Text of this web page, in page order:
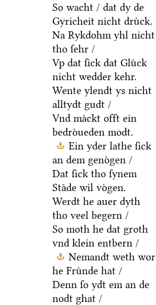
So wacht / dat dy de
Gyricheit nicht druͤck.
Na Rykdohm yhl nicht
tho ſehr /
Vp dat ſick dat Gluͤck
nicht wedder kehr.
Wente ylendt ys nicht
alltydt gudt /
Vnd maͤckt offt ein
bedroͤueden modt.
Ein yder lathe ſick
an dem genoͤgen /
Dat ſick tho ſynem
Staͤde wil voͤgen.
Werdt he auer dyth
tho veel begern /
So moth he dat groth
vnd klein entbern /
Nemandt weth wor
he Fruͤnde hat /
Denn ſo ydt em an de
nodt ghat /